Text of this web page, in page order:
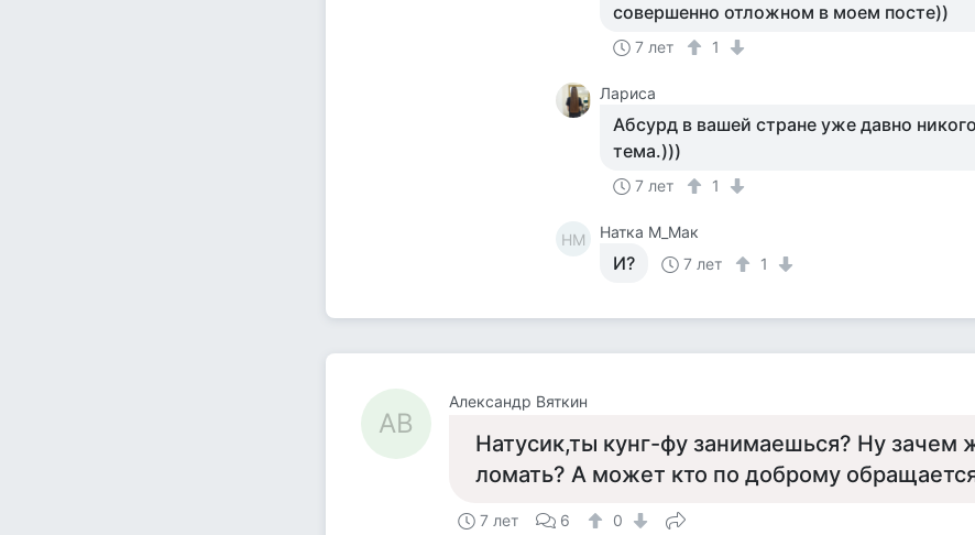
совершенно отложном в моем посте))
7 лет 1
Лариса
Абсурд в вашей стране уже давно
тема.)))
7 лет 1
НМ Натка М_Мак
И? 7 лет 1
АВ
Александр Вяткин
Натусик,ты кунг-фу занимаешься? Ну зачем
ломать? А может кто по доброму
7 лет 6 0